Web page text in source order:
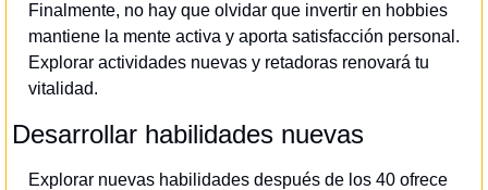
Finalmente, no hay que olvidar que invertir en hobbies
mantiene la mente activa y aporta satisfacción personal.
Explorar actividades nuevas y retadoras renovará tu
vitalidad.
Desarrollar habilidades nuevas
Explorar nuevas habilidades después de los 40 ofrece